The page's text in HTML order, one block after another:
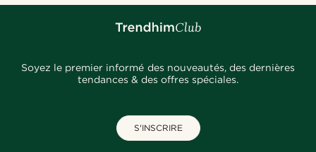
Soyez le premier informé des nouveautés, des dernières
tendances & des offres spéciales.
S'INSCRIRE